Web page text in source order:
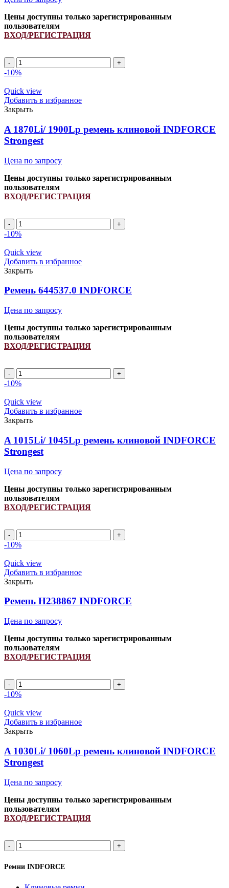
Цены доступны только зарегистрированным
пользователям
ВХОД/РЕГИСТРАЦИЯ
A
1320Li/
ремень
клиновой
INDFORCE
Strongest
quantity
-10%
Quick view
Добавить в избранное
Закрыть
A 1870Li/ 1900Lp ремень клиновой INDFORCE
Strongest
Цена по запросу
Цены доступны только зарегистрированным
пользователям
ВХОД/РЕГИСТРАЦИЯ
A
1870Li/
ремень
клиновой
INDFORCE
Strongest
quantity
-10%
Quick view
Добавить в избранное
Закрыть
Ремень 644537.0 INDFORCE
Цена по запросу
Цены доступны только зарегистрированным
пользователям
ВХОД/РЕГИСТРАЦИЯ
Ремень
644537.0
quantity
-10%
Quick view
Добавить в избранное
Закрыть
A 1015Li/ 1045Lp ремень клиновой INDFORCE
Strongest
Цена по запросу
Цены доступны только зарегистрированным
пользователям
ВХОД/РЕГИСТРАЦИЯ
A
1015Li/
ремень
клиновой
INDFORCE
Strongest
quantity
-10%
Quick view
Добавить в избранное
Закрыть
Ремень H238867 INDFORCE
Цена по запросу
Цены доступны только зарегистрированным
пользователям
ВХОД/РЕГИСТРАЦИЯ
Ремень
H238867
quantity
-10%
Quick view
Добавить в избранное
Закрыть
A 1030Li/ 1060Lp ремень клиновой INDFORCE
Strongest
Цена по запросу
Цены доступны только зарегистрированным
пользователям
ВХОД/РЕГИСТРАЦИЯ
A
1030Li/
1060Lp
ремень
Ремни INDFORCE